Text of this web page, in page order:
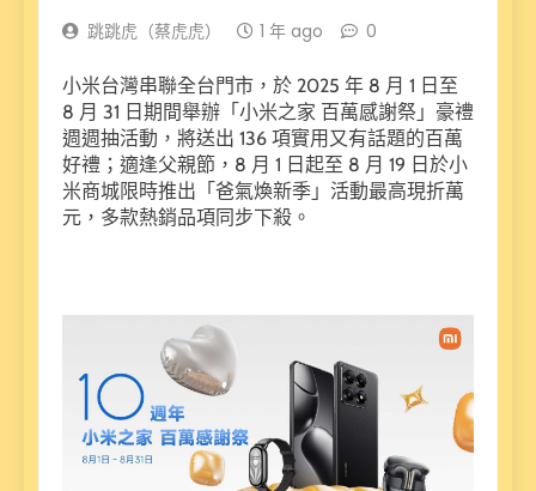
跳跳虎（蔡虎虎） 1 年 ago 0
小米台灣串聯全台門市，於 2025 年 8 月 1 日至
8 月 31 日期間舉辦「小米之家 百萬感謝祭」豪禮
週週抽活動，將送出 136 項實用又有話題的百萬
好禮；適逢父親節，8 月 1 日起至 8 月 19 日於小
米商城限時推出「爸氣煥新季」活動最高現折萬
元，多款熱銷品項同步下殺。